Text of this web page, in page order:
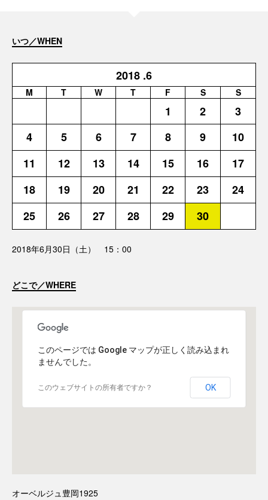
いつ／WHEN
2018 .6
M T W T F S S
1 2
3
4
5 6 7 8 9
10
11
12 13 14 15 16
17
18
19 20 21 22 23
24
25
26 27 28 29 30
2018年6月30日（土） 15：00
どこで／WHERE
このページでは Google マップが正しく読み込まれ
ませんでした。
このウェブサイトの所有者ですか？ OK
オーベルジュ豊岡1925